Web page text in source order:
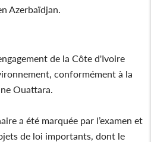
Azerbaïdjan.
de la Côte d'Ivoire
conformément à la
Ouattara.
a été marquée par l’examen et
de loi importants, dont le